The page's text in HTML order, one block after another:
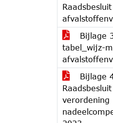
Bijlage
tabel_wijz-
Bijlage
verordening